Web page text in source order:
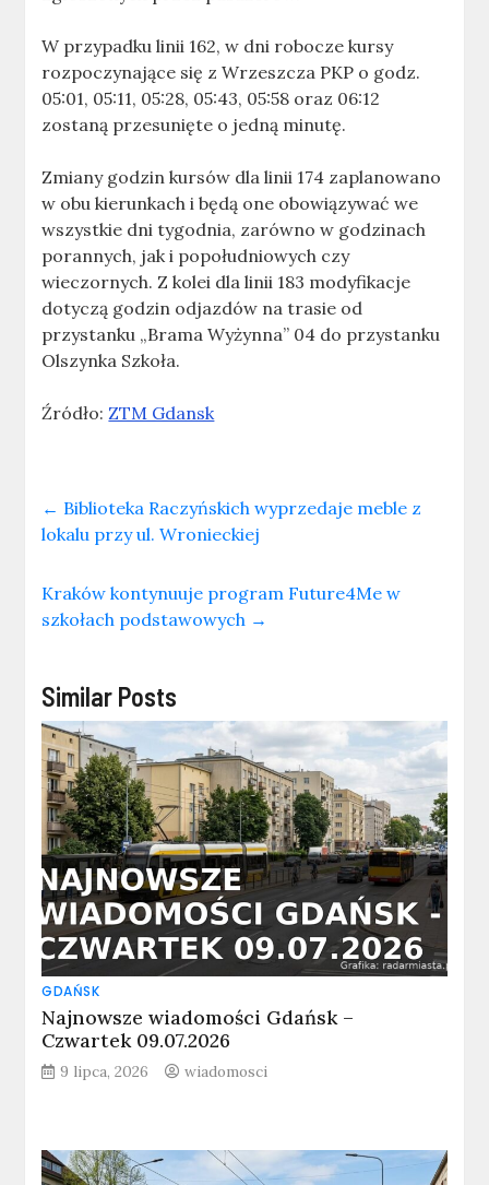
W przypadku linii 162, w dni robocze kursy
rozpoczynające się z Wrzeszcza PKP o godz.
05:01, 05:11, 05:28, 05:43, 05:58 oraz 06:12
zostaną przesunięte o jedną minutę.
Zmiany godzin kursów dla linii 174 zaplanowano
w obu kierunkach i będą one obowiązywać we
wszystkie dni tygodnia, zarówno w godzinach
porannych, jak i popołudniowych czy
wieczornych. Z kolei dla linii 183 modyfikacje
dotyczą godzin odjazdów na trasie od
przystanku „Brama Wyżynna” 04 do przystanku
Olszynka Szkoła.
Źródło:ZTM Gdansk
← Biblioteka Raczyńskich wyprzedaje meble z
lokalu przy ul. Wronieckiej
Kraków kontynuuje program Future4Me w
szkołach podstawowych →
Similar Posts
GDAŃSK
Najnowsze wiadomości Gdańsk –
Czwartek 09.07.2026
9 lipca, 2026 wiadomosci